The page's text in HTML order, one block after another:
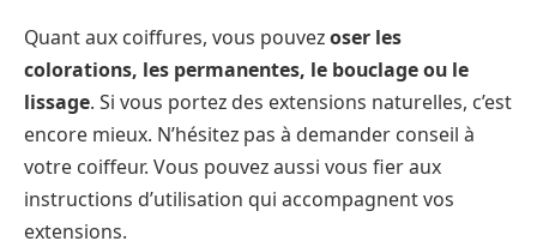
Quant aux coiffures, vous pouvezoser les
colorations, les permanentes, le bouclage ou le
lissage. Si vous portez des extensions naturelles, c’est
encore mieux. N’hésitez pas à demander conseil à
votre coiffeur. Vous pouvez aussi vous fier aux
instructions d’utilisation qui accompagnent vos
extensions.